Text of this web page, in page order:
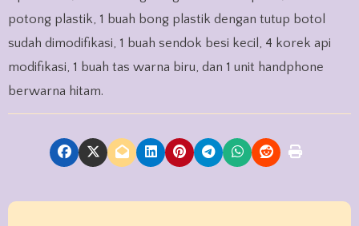
potong plastik, 1 buah bong plastik dengan tutup botol
sudah dimodifikasi, 1 buah sendok besi kecil, 4 korek api
modifikasi, 1 buah tas warna biru, dan 1 unit handphone
berwarna hitam.
P